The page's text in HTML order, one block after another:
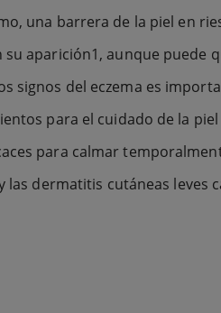
una barrera de la piel en
aparición1, aunque puede
signos del eczema es
para el cuidado de la piel
para calmar
las dermatitis cutáneas leves